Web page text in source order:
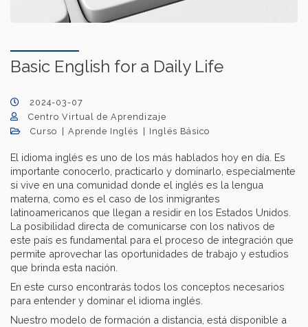
Basic English for a Daily Life
2024-03-07
Centro Virtual de Aprendizaje
Curso
Aprende Inglés Inglés Básico
El idioma inglés es uno de los más hablados hoy en día. Es
importante conocerlo, practicarlo y dominarlo, especialmente
si vive en una comunidad donde el inglés es la lengua
materna, como es el caso de los inmigrantes
latinoamericanos que llegan a residir en los Estados Unidos.
La posibilidad directa de comunicarse con los nativos de
este país es fundamental para el proceso de integración que
permite aprovechar las oportunidades de trabajo y estudios
que brinda esta nación.
En este curso encontrarás todos los conceptos necesarios
para entender y dominar el idioma inglés.
Nuestro modelo de formación a distancia, está disponible a